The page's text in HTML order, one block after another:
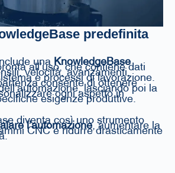
predefinita
una
KnowledgeBase
all’uso, che contiene dati
velocità, avanzamenti,
e processi di lavorazione.
consente di ottenere
lasciando poi la
ogni aspetto in
esigenze produttive.
diventa così uno strumento
l’automazione, aumentare la
CNC e ridurre drasticamente